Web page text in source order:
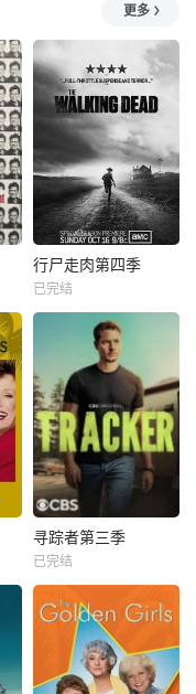
更多
行尸走肉第四季
已完结
寻踪者第三季
已完结